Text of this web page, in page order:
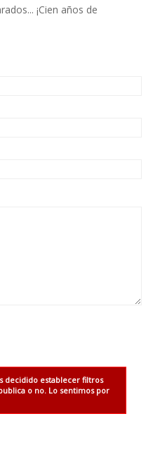
¡Cien años de
decidido establecer filtros
o no. Lo sentimos por